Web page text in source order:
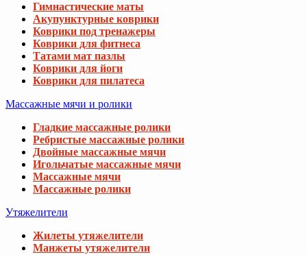
Гимнастические маты
Акупунктурные коврики
Коврики под тренажеры
Коврики для фитнеса
Татами мат пазлы
Коврики для йоги
Коврики для пилатеса
Массажные мячи и ролики
Гладкие массажные ролики
Ребристые массажные ролики
Двойные массажные мячи
Игольчатые массажные мячи
Массажные мячи
Массажные ролики
Утяжелители
Жилеты утяжелители
Манжеты утяжелители